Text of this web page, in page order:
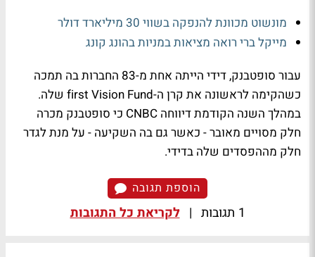
מונשוט מכוונת להנפקה בשווי 30 מיליארד דולר
מייקל ברי רואה מציאות במניות בהונג קונג
עבור סופטבנק, דידי הייתה אחת מ-83 החברות בה תמכה
כשהקימה לראשונה את קרן ה-first Vision Fund שלה.
במהלך השנה הקודמת דיווחה CNBC כי סופטבנק מכרה
חלק מסויים מאובר - כאשר גם בה השקיעה - על מנת לגדר
חלק מההפסדים שלה בדידי.
הוספת תגובה
1 תגובות | לקריאת כל התגובות